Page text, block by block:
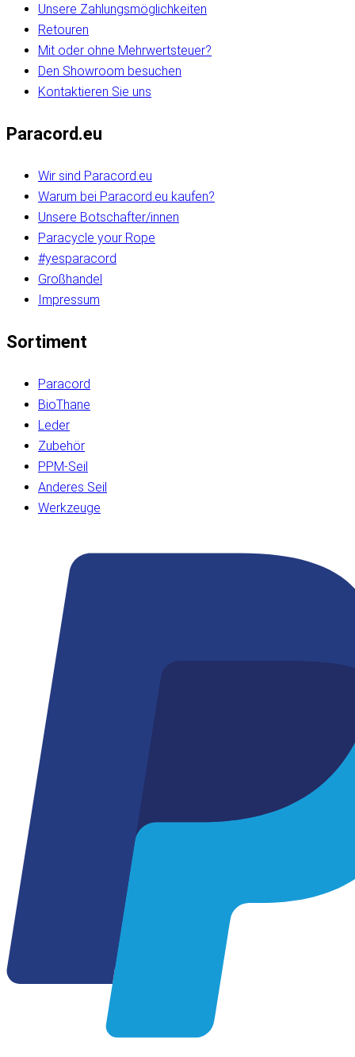
Unsere Zahlungsmöglichkeiten
Retouren
Mit oder ohne Mehrwertsteuer?
Den Showroom besuchen
Kontaktieren Sie uns
Paracord.eu
Wir sind Paracord.eu
Warum bei Paracord.eu kaufen?
Unsere Botschafter/innen
Paracycle your Rope
#yesparacord
Großhandel
Impressum
Sortiment
Paracord
BioThane
Leder
Zubehör
PPM-Seil
Anderes Seil
Werkzeuge